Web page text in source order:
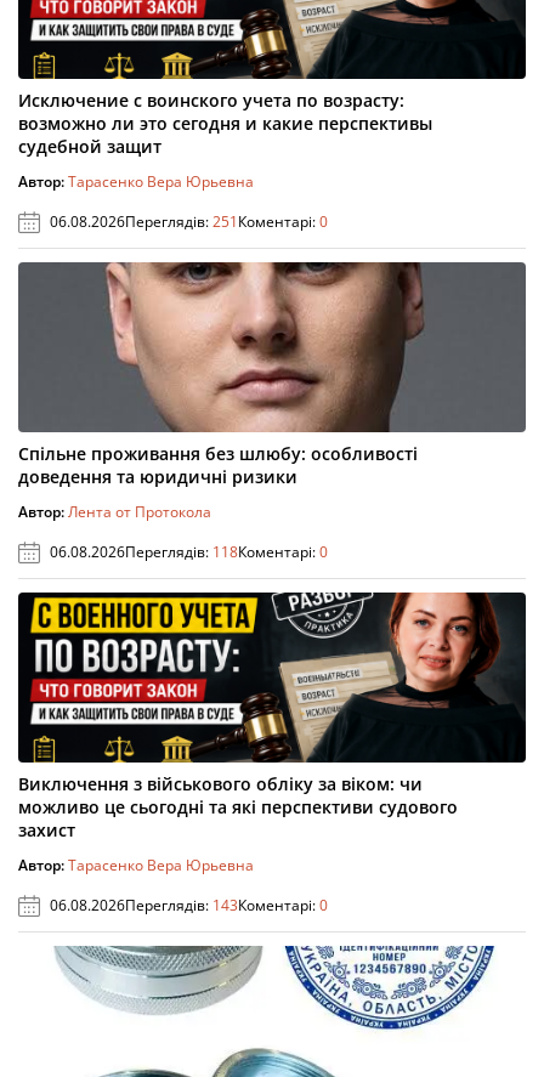
Исключение с воинского учета по возрасту:
возможно ли это сегодня и какие перспективы
судебной защит
Автор:Тарасенко Вера Юрьевна
06.08.2026Переглядів:251Коментарі:0
Спільне проживання без шлюбу: особливості
доведення та юридичні ризики
Автор:Лента от Протокола
06.08.2026Переглядів: 118Коментарі:0
Виключення з військового обліку за віком: чи
можливо це сьогодні та які перспективи судового
захист
Автор:Тарасенко Вера Юрьевна
06.08.2026Переглядів: 143Коментарі:0